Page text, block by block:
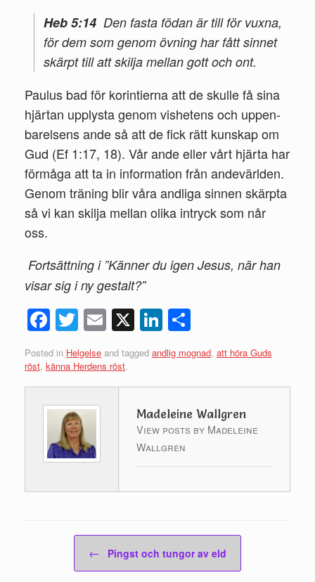
Heb 5:14 Den fasta födan är till för vuxna,
för dem som genom övning har fått sinnet
skärpt till att skilja mellan gott och ont.
Paulus bad för korintierna att de skulle få sina
hjärtan upplysta genom vishetens och uppen­
barelsens ande så att de fick rätt kunskap om
Gud (Ef 1:17, 18). Vår ande eller vårt hjärta har
förmåga att ta in information från andevärlden.
Genom träning blir våra andliga sinnen skärpta
så vi kan skilja mellan olika intryck som når
oss.
Fortsättning i ”Känner du igen Jesus, när han
visar sig i ny gestalt?”
Fac
ok
Twi
r
Ema
Link
Posted in Helgelse and tagged andlig mognad, att höra Guds
röst, känna Herdens röst.
Madeleine Wallgren
View posts by Madeleine
Wallgren
← Pingst och tungor av eld